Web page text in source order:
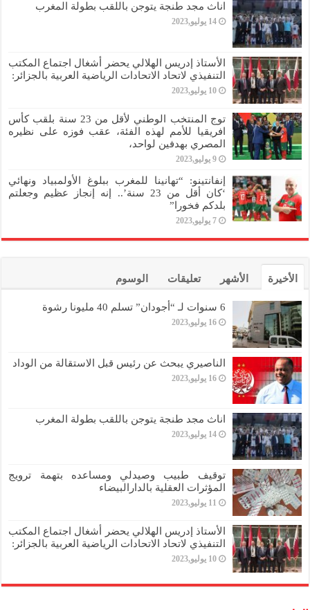
اناث مجد طنجة يتوجن باللقب بطولة المغرب
14 يوليو,2023
الأستاذ إدريس الهلالي يحضر أشغال اجتماع المكتب
التنفيذي لاتحاد الاتحادات الرياضية العربية بالجزائر:
10 يوليو,2023
توج المنتخب الوطني لأقل من 23 سنة بلقب كأس
افريقيا للأمم لهذه الفئة، عقب فوزه على نظيره
المصري بهدفين لواحد،
9 يوليو,2023
إنفانتينو: “تهانينا للمغرب ببلوغ الأولمبياد ونهائي
‘كان أقل من 23 سنة’.. إنه إنجاز عظيم وجعلتم
بلدكم فخورا”
7 يوليو,2023
الأخيرة الأشهر تعليقات الوسوم
6 سنوات لـ “أجودان” تسلم 40 مليونا رشوة
16 يوليو,2023
الناصيري يبحث عن رئيس قبل الاستقالة من الوداد
16 يوليو,2023
اناث مجد طنجة يتوجن باللقب بطولة المغرب
14 يوليو,2023
توقيف طبيب وصيدلي ومساعده بتهمة ترويج
المؤثرات العقلية بالدارالبيضاء
11 يوليو,2023
الأستاذ إدريس الهلالي يحضر أشغال اجتماع المكتب
التنفيذي لاتحاد الاتحادات الرياضية العربية بالجزائر:
10 يوليو,2023